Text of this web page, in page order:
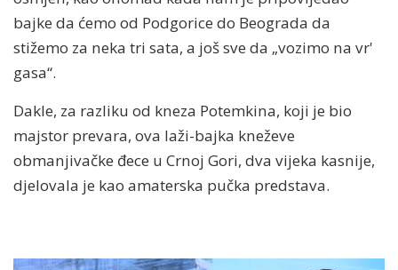
bajke da ćemo od Podgorice do Beograda da
stižemo za neka tri sata, a još sve da „vozimo na vr'
gasa“.
Dakle, za razliku od kneza Potemkina, koji je bio
majstor prevara, ova laži-bajka kneževe
obmanjivačke đece u Crnoj Gori, dva vijeka kasnije,
djelovala je kao amaterska pučka predstava.